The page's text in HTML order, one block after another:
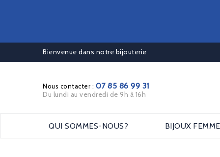
Bienvenue dans notre bijouterie
Nous contacter : 07 85 86 99 31
Du lundi au vendredi de 9h à 16h
QUI SOMMES-NOUS? BIJOUX FEMME